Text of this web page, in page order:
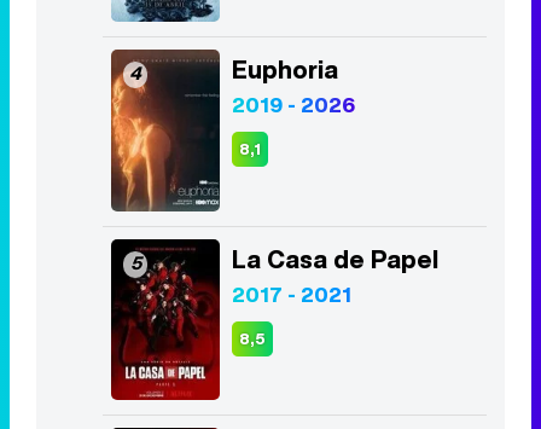
4 Euphoria
2019 - 2026
8,1
5 La Casa de Papel
2017 - 2021
8,5